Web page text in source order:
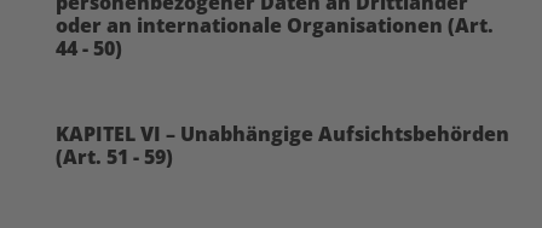
oder an internationale Organisationen (Art.
44 - 50)
KAPITEL VI – Unabhängige Aufsichtsbehörden
(Art. 51 - 59)